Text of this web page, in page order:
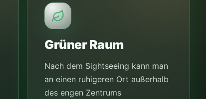
Grüner Raum
Nach dem Sightseeing kann man
an einen ruhigeren Ort außerhalb
des engen Zentrums